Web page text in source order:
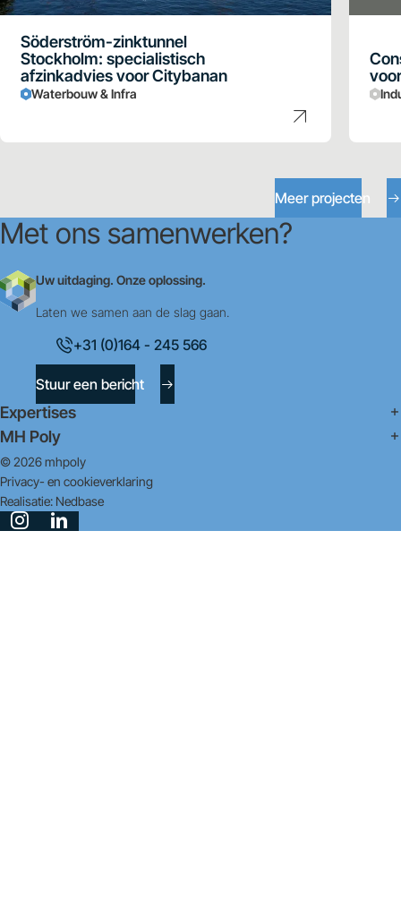
Söderström-zinktunnel
Stockholm: specialistisch
afzinkadvies voor Citybanan
Waterbouw & Infra
Meer projecten
Met ons samenwerken?
Uw uitdaging. Onze oplossing.
Laten we samen aan de slag gaan.
+31 (0)164 - 245 566
Stuur een bericht
Expertises
MH Poly
© 2026 mhpoly
Privacy- en cookieverklaring
Realisatie: Nedbase